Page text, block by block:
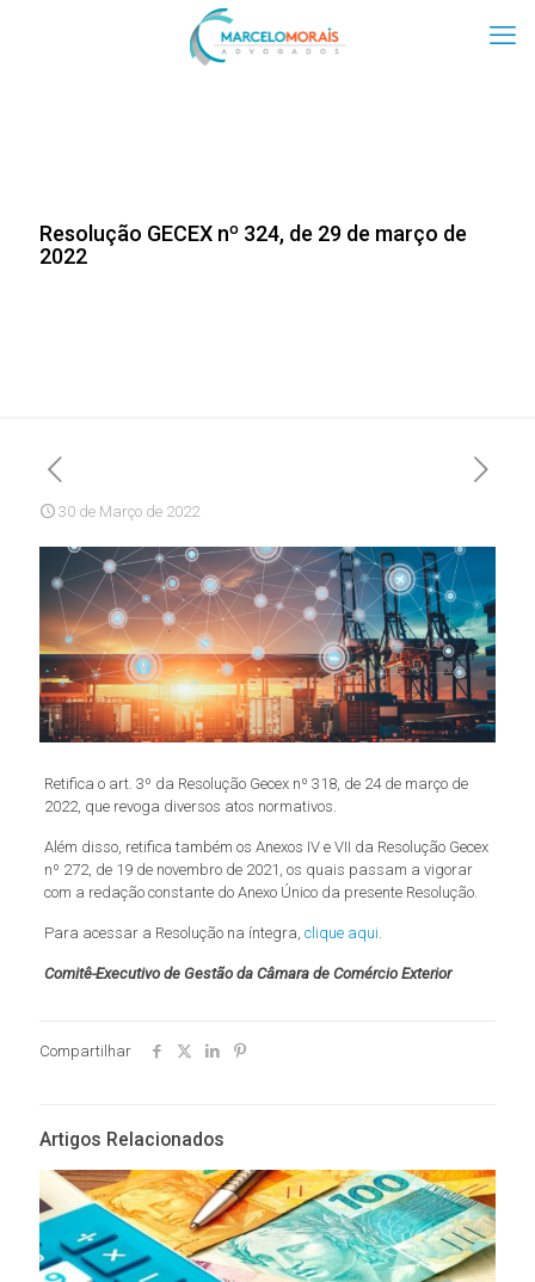
Resolução GECEX nº 324, de 29 de março de
2022
30 de Março de 2022
Retifica o art. 3º da Resolução Gecex nº 318, de 24 de março de
2022, que revoga diversos atos normativos.
Além disso, retifica também os Anexos IV e VII da Resolução Gecex
nº 272, de 19 de novembro de 2021, os quais passam a vigorar
com a redação constante do Anexo Único da presente Resolução.
Para acessar a Resolução na íntegra, clique aqui
Comitê-Executivo de Gestão da Câmara de Comércio Exterior
Compartilhar
Artigos Relacionados